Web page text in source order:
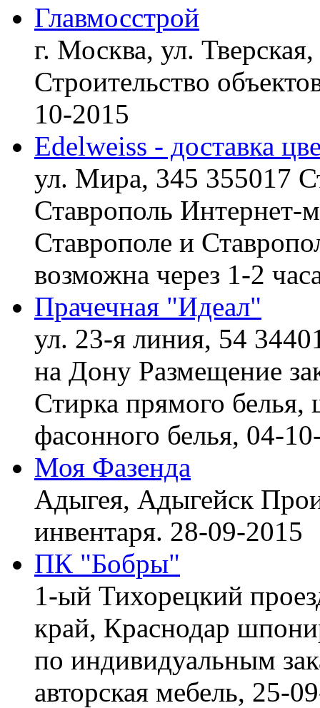
Главмосстрой
г. Москва, ул.
Строительство
10-2015
Edelweiss - доставка
ул. Мира, 345 355017
Ставрополь Интернет-
Ставрополе и
возможна через 1-2
Прачечная "Идеал"
ул. 23-я линия, 54
на Дону Размещение
Стирка прямого
фасонного белья, 04-
Моя Фазенда
Адыгея, Адыгейск
инвентаря. 28-09-2015
ПК "Бобры"
1-ый Тихорецкий
край, Краснодар
по индивидуальным
авторская мебель, 25-